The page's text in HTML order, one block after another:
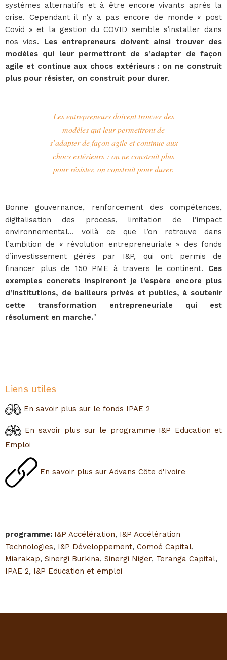
systèmes alternatifs et à être encore vivants après la
crise. Cependant il n’y a pas encore de monde « post
Covid » et la gestion du COVID semble s’installer dans
nos vies. Les entrepreneurs doivent ainsi trouver des
modèles qui leur permettront de s’adapter de façon
agile et continue aux chocs extérieurs : on ne construit
plus pour résister, on construit pour durer.
Les entrepreneurs doivent trouver des
modèles qui leur permettront de
s’adapter de façon agile et continue aux
chocs extérieurs : on ne construit plus
pour résister, on construit pour durer.
Bonne gouvernance, renforcement des compétences,
digitalisation des process, limitation de l’impact
environnemental… voilà ce que l’on retrouve dans
l’ambition de « révolution entrepreneuriale » des fonds
d’investissement gérés par I&P, qui ont permis de
financer plus de 150 PME à travers le continent. Ces
exemples concrets inspireront je l’espère encore plus
d’institutions, de bailleurs privés et publics, à soutenir
cette transformation entrepreneuriale qui est
résolument en marche."
Liens utiles
En savoir plus sur le fonds IPAE 2
En savoir plus sur le programme I&P Education et
Emploi
En savoir plus sur Advans Côte d'Ivoire
programme: I&P Accélération, I&P Accélération
Technologies, I&P Développement, Comoé Capital,
Miarakap, Sinergi Burkina, Sinergi Niger, Teranga Capital,
IPAE 2, I&P Education et emploi